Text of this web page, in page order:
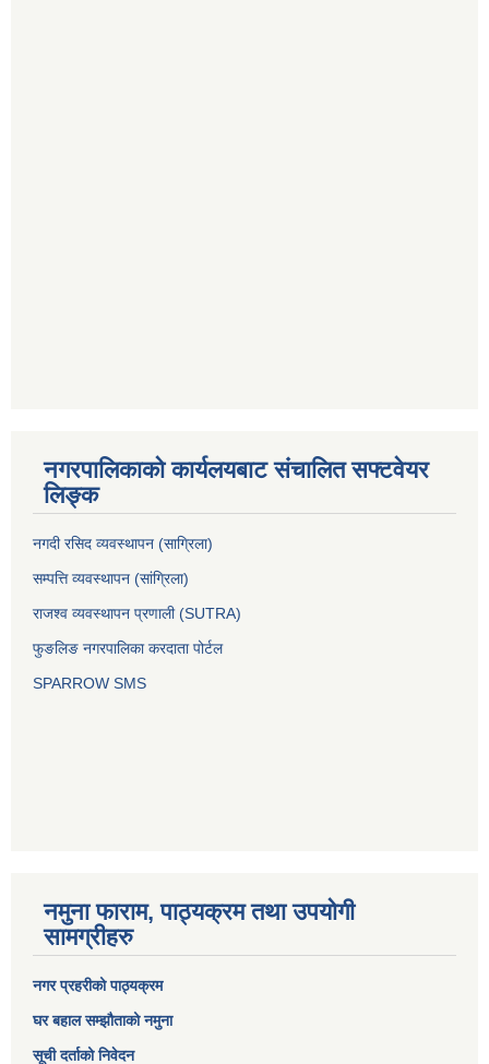
नगरपालिकाको कार्यलयबाट संचालित सफ्टवेयर
लिङ्क
नगदी रसिद व्यवस्थापन (साग्रिला)
सम्पत्ति व्यवस्थापन (सांग्रिला)
राजश्व व्यवस्थापन प्रणाली (SUTRA)
फुङलिङ नगरपालिका करदाता पोर्टल
SPARROW SMS
नमुना फाराम, पाठ्यक्रम तथा उपयोगी
सामग्रीहरु
नगर प्रहरीको पाठ्यक्रम
घर बहाल सम्झौताको नमुना
सूची दर्ताको निवेदन